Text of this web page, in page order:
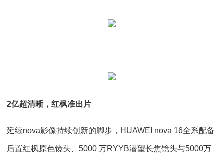
2亿超清晰，红枫准出片
延续nova影像持续创新的脚步，HUAWEI nova 16全系配备
后置红枫原色镜头、5000 万RYYB潜望长焦镜头与5000万